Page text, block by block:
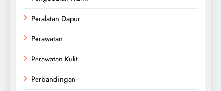
Peralatan Dapur
Perawatan
Perawatan Kulit
Perbandingan